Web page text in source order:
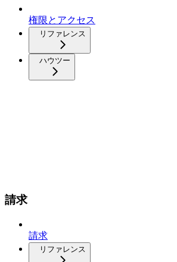
権限とアクセス
リファレンス
ハウツー
請求
請求
リファレンス